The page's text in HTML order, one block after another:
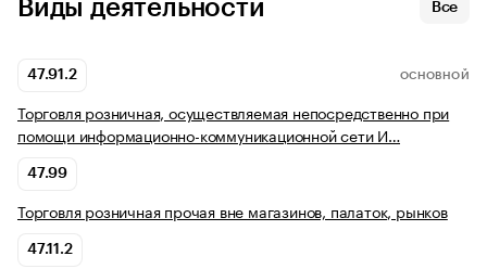
Виды деятельности Все
47.91.2 ОСНОВНОЙ
Торговля розничная, осуществляемая непосредственно при
помощи информационно-коммуникационной сети И…
47.99
Торговля розничная прочая вне магазинов, палаток, рынков
47.11.2